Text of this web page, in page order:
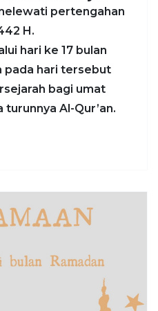
pertengahan
H.
hari ke 17 bulan
pada hari tersebut
bagi umat
Al-Qur’an.